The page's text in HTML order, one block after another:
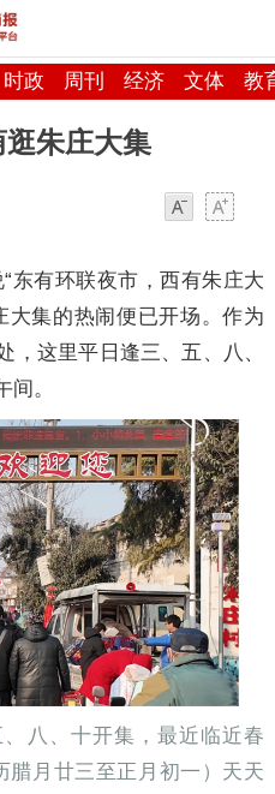
时政 周刊 经济 文体 教
朱庄大集
东有环联夜市，西有朱庄大
大集的热闹便已开场。作为
，这里平日逢三、五、八、
。
八、十开集，最近临近春
月廿三至正月初一）天天